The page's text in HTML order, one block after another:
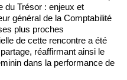
du Trésor : enjeux et
général de la Comptabilité
plus proches
de cette rencontre a été
réaffirmant ainsi le
dans la performance de